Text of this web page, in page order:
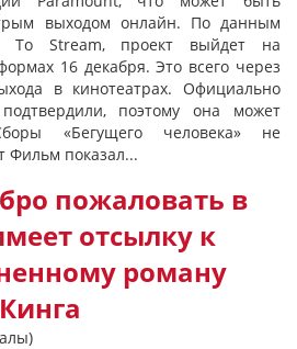
выходом онлайн. По данным
To Stream, проект выйдет на
16 декабря. Это всего через
в кинотеатрах. Официально
поэтому она может
«Бегущего человека» не
Фильм показал...
пожаловать в
отсылку к
роману